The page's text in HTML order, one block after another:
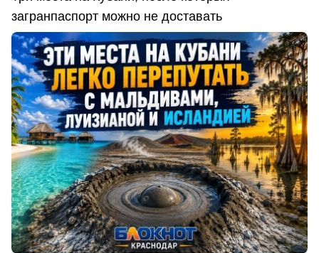
загранпаспорт можно не доставать